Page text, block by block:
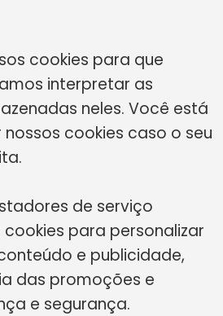
cookies para que
interpretar as
neles. Você está
cookies caso o seu
de serviço
para personalizar
e publicidade,
das promoções e
e segurança.